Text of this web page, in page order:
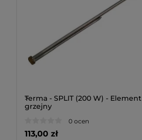
>
Terma - SPLIT (200 W) - Element
grzejny
0 ocen
113,00 zł